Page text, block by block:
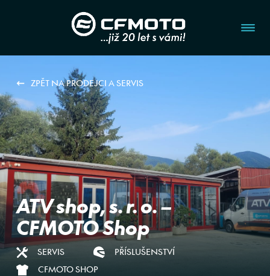
ZPĚT NA PRODEJCI A SERVIS
ATV shop, s. r. o. –
CFMOTO Shop
SERVIS
PŘÍSLUŠENSTVÍ
CFMOTO SHOP